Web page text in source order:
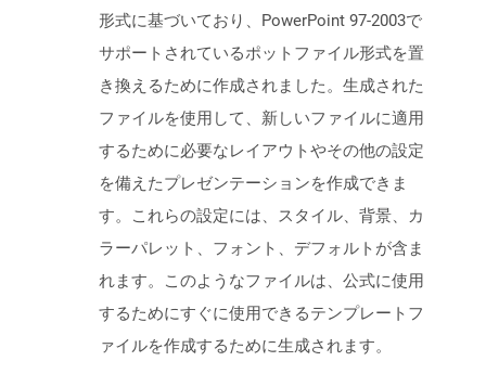
形式に基づいており、PowerPoint 97-2003で
サポートされているポットファイル形式を置
き換えるために作成されました。生成された
ファイルを使用して、新しいファイルに適用
するために必要なレイアウトやその他の設定
を備えたプレゼンテーションを作成できま
す。これらの設定には、スタイル、背景、カ
ラーパレット、フォント、デフォルトが含ま
れます。このようなファイルは、公式に使用
するためにすぐに使用できるテンプレートフ
ァイルを作成するために生成されます。